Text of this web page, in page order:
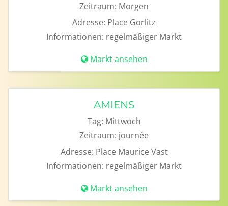
Zeitraum: Morgen
Adresse: Place Gorlitz
Informationen: regelmäßiger Markt
Markt ansehen
AMIENS
Tag: Mittwoch
Zeitraum: journée
Adresse: Place Maurice Vast
Informationen: regelmäßiger Markt
Markt ansehen